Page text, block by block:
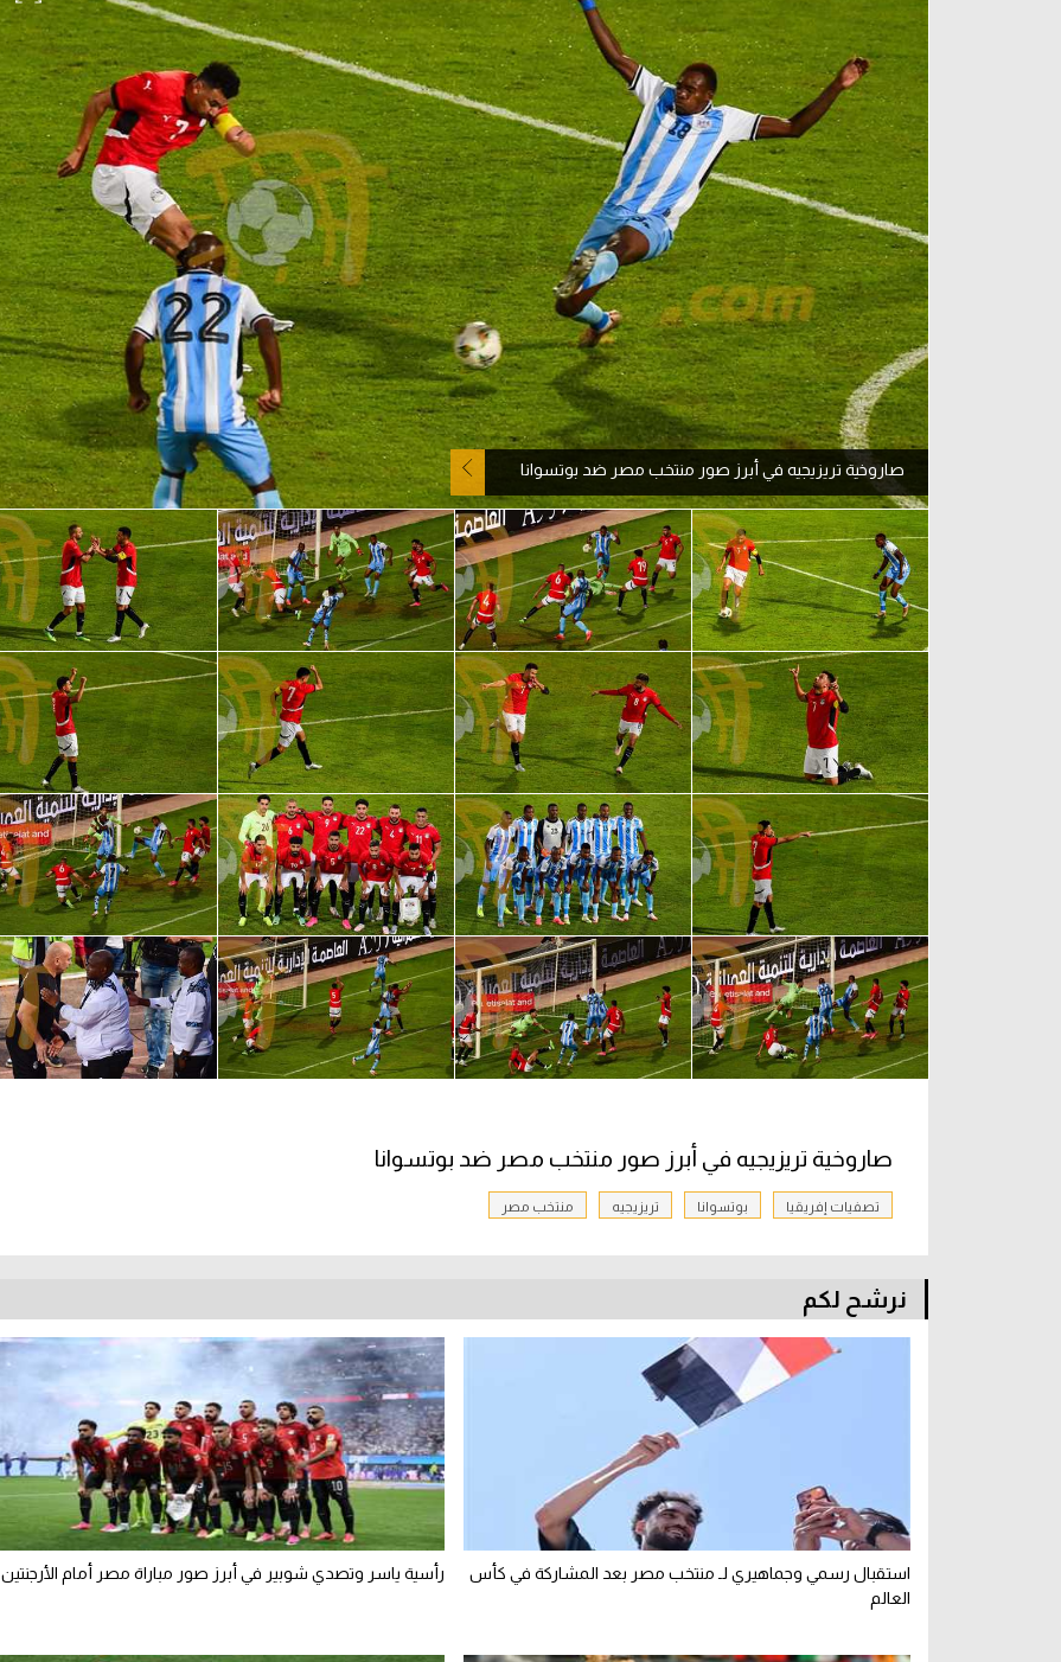
آراء حرة
ركن الألعاب
الدوري السعودي للمحترفين
دوري أبطال أوروبا
دوري أبطال إفريقيا
كل البطولات
دوري أبطال أوروبا
القسم الثاني
رياضات أخرى
آسيا
أمريكا
ركن الألعاب
صاروخية تريزيجيه في أبرز صور منتخب مصر ضد بوتسوانا
صاروخية تريزيجيه في أبرز صور منتخب مصر ضد بوتسوانا
تصفيات إفريقيا بوتسوانا تريزيجيه منتخب مصر
نرشح لكم
استقبال رسمي وجماهيري لـ منتخب مصر بعد المشاركة في كأس
العالم
رأسية ياسر وتصدي شوبير في أبرز صور مباراة مصر أمام الأرجنتين